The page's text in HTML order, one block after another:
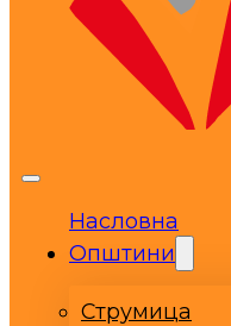
Насловна
Општини
Струмица